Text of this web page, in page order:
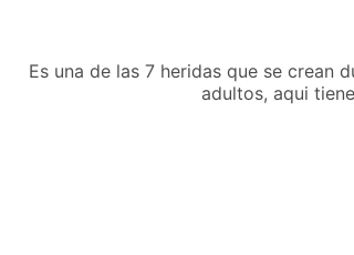
Es una de las 7 heridas que se crean
adultos, aqui